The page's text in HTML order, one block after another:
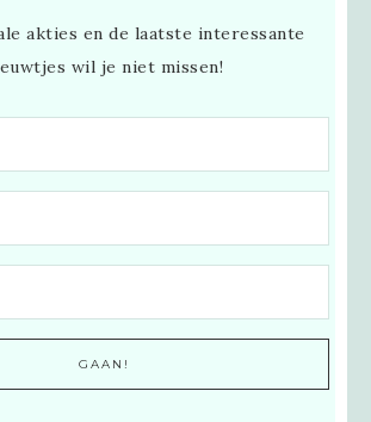
akties en de laatste interessante
wil je niet missen!